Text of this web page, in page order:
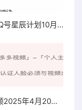
爱奇艺iQ号星辰计划10月升级版
多多视频2025年4月20日上线新版V计划入驻和原创认证